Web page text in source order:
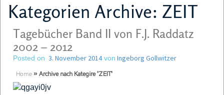
Kategorien Archive: ZEIT
Tagebücher Band II von F.J. Raddatz
2002 – 2012
Posted on 3. November 2014von Ingeborg Gollwitzer
Home » Archive nach Kategire 'ZEIT'